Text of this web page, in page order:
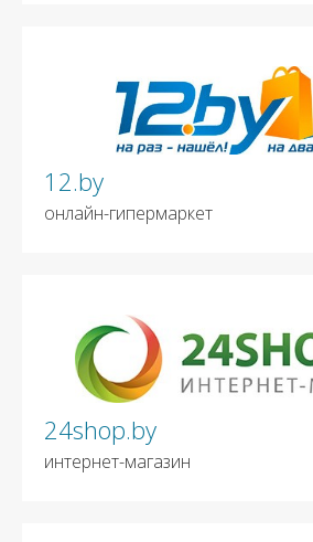
12.by
онлайн-гипермаркет
24shop.by
интернет-магазин